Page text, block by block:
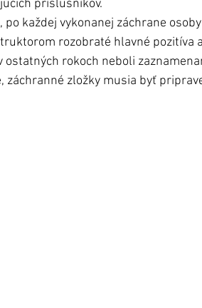
príslušníkov.
po každej vykonanej záchrane
rozobraté hlavné pozitíva
ostatných rokoch neboli
záchranné zložky musia byť